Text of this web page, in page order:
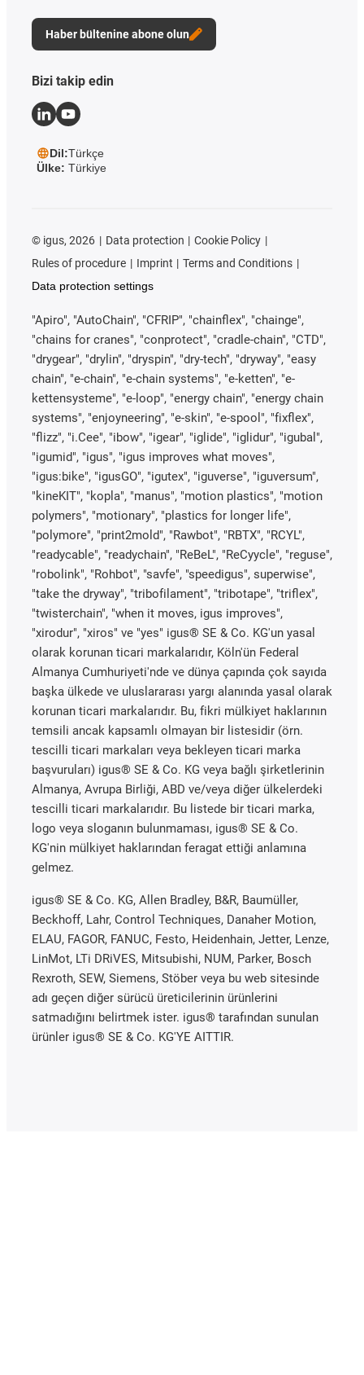
Haber bültenine abone olun
Bizi takip edin
Dil:Türkçe
Ülke: Türkiye
© igus, 2026 Data protection
Cookie Policy
Rules of procedure
Imprint
Terms and Conditions
Data protection settings
"Apiro", "AutoChain", "CFRIP", "chainflex", "chainge",
"chains for cranes", "conprotect", "cradle-chain", "CTD",
"drygear", "drylin", "dryspin", "dry-tech", "dryway", "easy
chain", "e-chain", "e-chain systems", "e-ketten", "e-
kettensysteme", "e-loop", "energy chain", "energy chain
systems", "enjoyneering", "e-skin", "e-spool", "fixflex",
"flizz", "i.Cee", "ibow", "igear", "iglide", "iglidur", "igubal",
"igumid", "igus", "igus improves what moves",
"igus:bike", "igusGO", "igutex", "iguverse", "iguversum",
"kineKIT", "kopla", "manus", "motion plastics", "motion
polymers", "motionary", "plastics for longer life",
"polymore", "print2mold", "Rawbot", "RBTX", "RCYL",
"readycable", "readychain", "ReBeL", "ReCyycle", "reguse",
"robolink", "Rohbot", "savfe", "speedigus", superwise",
"take the dryway", "tribofilament", "tribotape", "triflex",
"twisterchain", "when it moves, igus improves",
"xirodur", "xiros" ve "yes" igus® SE & Co. KG'un yasal
olarak korunan ticari markalarıdır, Köln'ün Federal
Almanya Cumhuriyeti'nde ve dünya çapında çok sayıda
başka ülkede ve uluslararası yargı alanında yasal olarak
korunan ticari markalarıdır. Bu, fikri mülkiyet haklarının
temsili ancak kapsamlı olmayan bir listesidir (örn.
tescilli ticari markaları veya bekleyen ticari marka
başvuruları) igus® SE & Co. KG veya bağlı şirketlerinin
Almanya, Avrupa Birliği, ABD ve/veya diğer ülkelerdeki
tescilli ticari markalarıdır. Bu listede bir ticari marka,
logo veya sloganın bulunmaması, igus® SE & Co.
KG'nin mülkiyet haklarından feragat ettiği anlamına
gelmez.
igus® SE & Co. KG, Allen Bradley, B&R, Baumüller,
Beckhoff, Lahr, Control Techniques, Danaher Motion,
ELAU, FAGOR, FANUC, Festo, Heidenhain, Jetter, Lenze,
LinMot, LTi DRiVES, Mitsubishi, NUM, Parker, Bosch
Rexroth, SEW, Siemens, Stöber veya bu web sitesinde
adı geçen diğer sürücü üreticilerinin ürünlerini
satmadığını belirtmek ister. igus® tarafından sunulan
ürünler igus® SE & Co. KG'YE AITTIR.